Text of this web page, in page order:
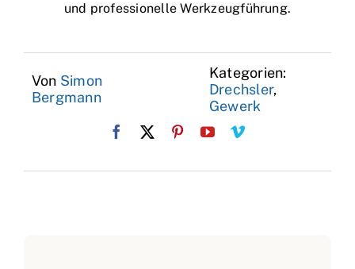
und professionelle Werkzeugführung.
Von Simon
Bergmann
Kategorien:
Drechsler,
Gewerk